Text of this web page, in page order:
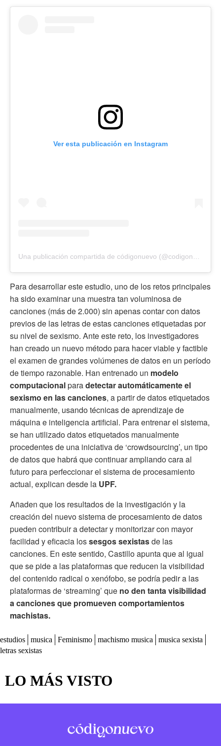
Ver esta publicación en Instagram
Para desarrollar este estudio, uno de los retos principales
ha sido examinar una muestra tan voluminosa de
canciones (más de 2.000) sin apenas contar con datos
previos de las letras de estas canciones etiquetadas por
su nivel de sexismo. Ante este reto, los investigadores
han creado un nuevo método para hacer viable y factible
el examen de grandes volúmenes de datos en un período
de tiempo razonable. Han entrenado un modelo
computacionalparadetectar automáticamente el
sexismo en las canciones, a partir de datos etiquetados
manualmente, usando técnicas de aprendizaje de
máquina e inteligencia artificial. Para entrenar el sistema,
se han utilizado datos etiquetados manualmente
procedentes de una iniciativa de ‘crowdsourcing’, un tipo
de datos que habrá que continuar ampliando cara al
futuro para perfeccionar el sistema de procesamiento
actual, explican desde la UPF.
Añaden que los resultados de la investigación y la
creación del nuevo sistema de procesamiento de datos
pueden contribuir a detectar y monitorizar con mayor
facilidad y eficacia lossesgos sexistasde las
canciones. En este sentido, Castillo apunta que al igual
que se pide a las plataformas que reducen la visibilidad
del contenido radical o xenófobo, se podría pedir a las
plataformas de ‘streaming’ que no den tanta visibilidad
a canciones que promueven comportamientos
machistas.
estudios musica Feminismo machismo musica
musica sexista
letras sexistas
LO MÁS VISTO